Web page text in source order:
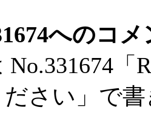
へのコメ
No.331674
さい」で